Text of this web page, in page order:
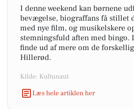
I denne weekend kan børnene
bevægelse, biograffans få stillet
med nye film, og musikelskere
stemningsfuld aften med bingo.
finde ud af mere om de
Hillerød.
Kilde: Kultunaut
Læs hele artiklen her